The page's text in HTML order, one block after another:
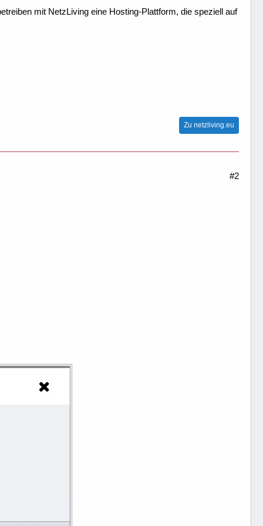
mit NetzLiving eine Hosting-Plattform, die speziell auf
Zu netzliving.eu
#2